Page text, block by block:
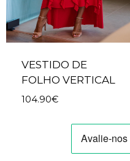
VESTIDO DE
FOLHO VERTICAL
104.90€